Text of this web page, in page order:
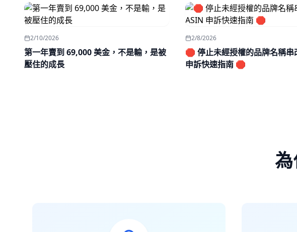
2/10/2026
第一年賣到 69,000 美金，不是輸，是被
壓住的成長
2/8/2026
🛑 停止未經授權的品牌名稱串
申訴快速指南 🛑